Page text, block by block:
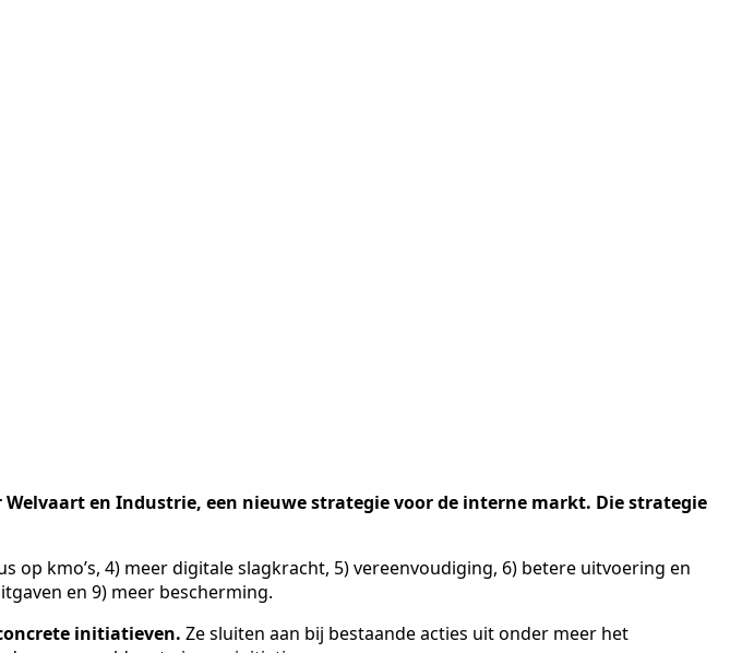
Welvaart en Industrie, een nieuwe strategie voor de interne markt. Die strategie
op kmo’s, 4) meer digitale slagkracht, 5) vereenvoudiging, 6) betere uitvoering en
en 9) meer bescherming.
initiatieven. Ze sluiten aan bij bestaande acties uit onder meer het